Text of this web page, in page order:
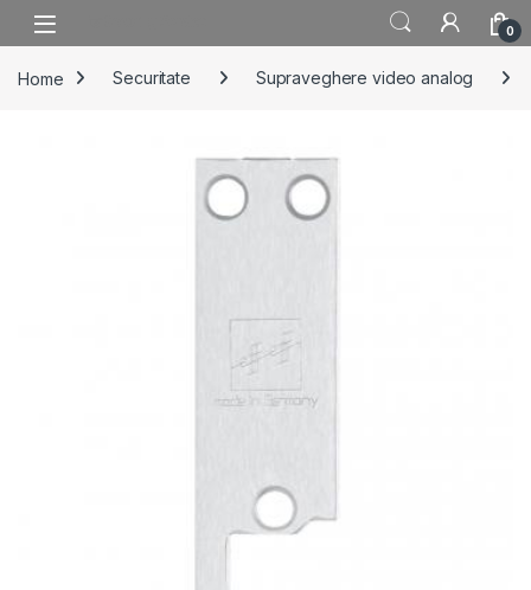
Skip to navigation
Skip to content
0
Home Securitate Supraveghere video analog